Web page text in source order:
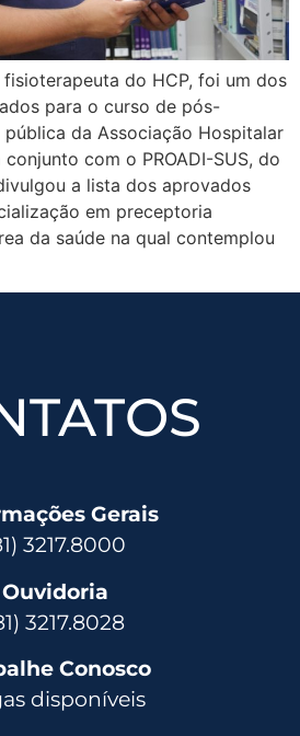
do HCP, foi um dos
para o curso de pós-
da Associação Hospitalar
com o PROADI-SUS, do
a lista dos aprovados
em preceptoria
da saúde na qual contemplou
Gerais
3217.8000
Ouvidoria
3217.8028
Conosco
disponíveis